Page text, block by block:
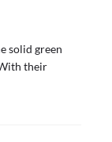
solid green
their